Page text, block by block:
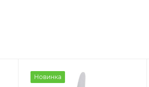
Новинка